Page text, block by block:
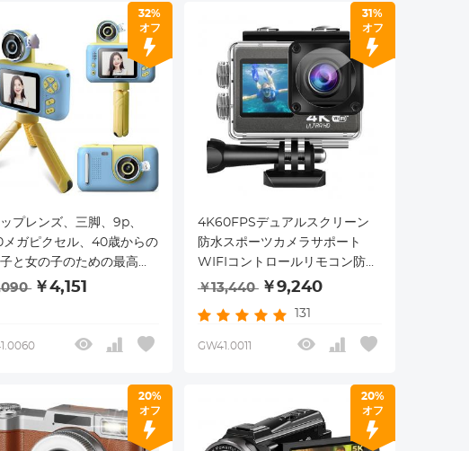
32%
オフ
プレンズ、三脚、9p、
メガピクセル、40歳からの
と女の子のための最高の
カメラブルーを備えたS3
￥4,151
31%
オフ
4K60FPSデュアルスクリーン
防水スポーツカメラサポート
WIFIコントロールリモコン防振
ブラック
￥13,440 ￥9,240
131
GW41.0011
20%
オフ
20%
オフ